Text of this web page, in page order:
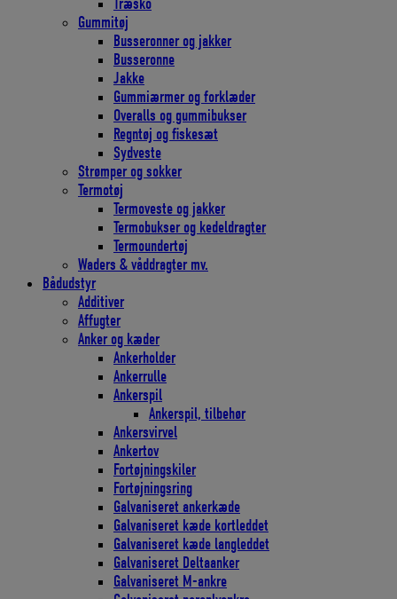
Træsko
Gummitøj
Busseronner og jakker
Busseronne
Jakke
Gummiærmer og forklæder
Overalls og gummibukser
Regntøj og fiskesæt
Sydveste
Strømper og sokker
Termotøj
Termoveste og jakker
Termobukser og kedeldragter
Termoundertøj
Waders & våddragter mv.
Bådudstyr
Additiver
Affugter
Anker og kæder
Ankerholder
Ankerrulle
Ankerspil
Ankerspil, tilbehør
Ankersvirvel
Ankertov
Fortøjningskiler
Fortøjningsring
Galvaniseret ankerkæde
Galvaniseret kæde kortleddet
Galvaniseret kæde langleddet
Galvaniseret Deltaanker
Galvaniseret M-ankre